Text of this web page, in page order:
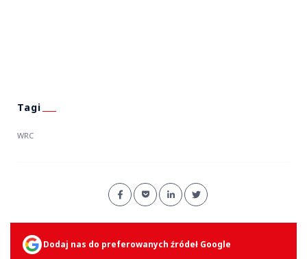
WRC
Dodaj nas do preferowanych źródeł Google